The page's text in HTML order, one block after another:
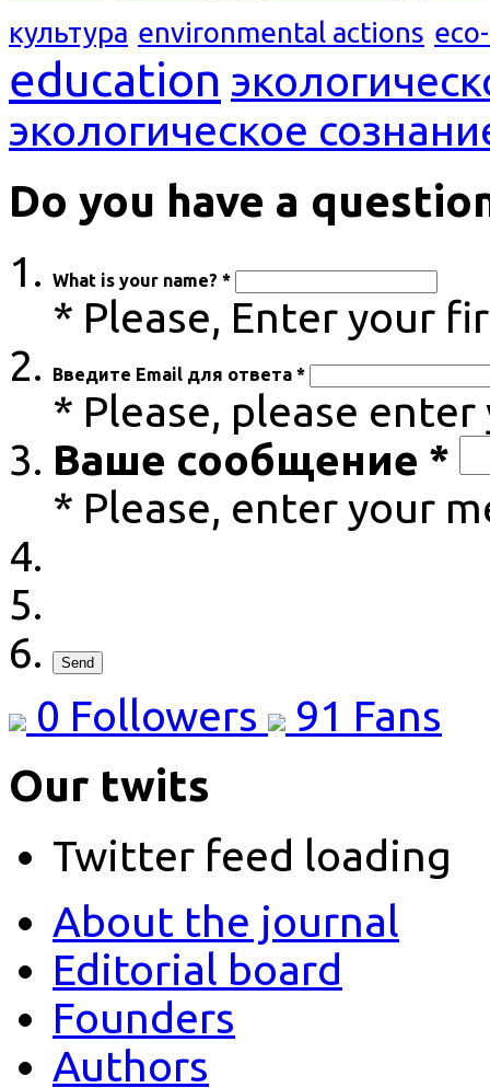
культура environmental actions
education
экологическое
Do you have a
What is your name? *
* Please, Enter your
Введите Email для ответа *
* Please, please enter
Ваше сообщение *
* Please, enter your
Send
0 Followers 91 Fans
Our twits
Twitter feed loading
About the journal
Editorial board
Founders
Authors